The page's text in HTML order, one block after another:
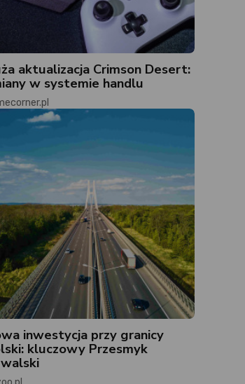
aktualizacja Crimson Desert:
w systemie handlu
inwestycja przy granicy
kluczowy Przesmyk